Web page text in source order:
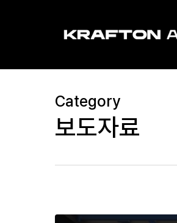
Category
보도자료